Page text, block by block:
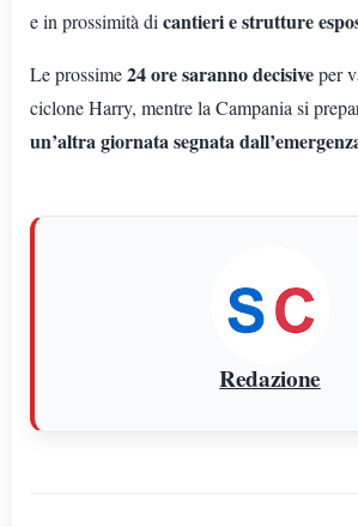
e in prossimità di cantieri e strutture
Le prossime24 ore saranno decisiveper
ciclone Harry, mentre la Campania si
un’altra giornata segnata
Redazione